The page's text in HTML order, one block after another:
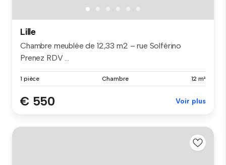
Lille
Chambre meublée de 12,33 m2 – rue Solférino
Prenez RDV ...
1 pièce Chambre 12 m²
€ 550 Voir plus